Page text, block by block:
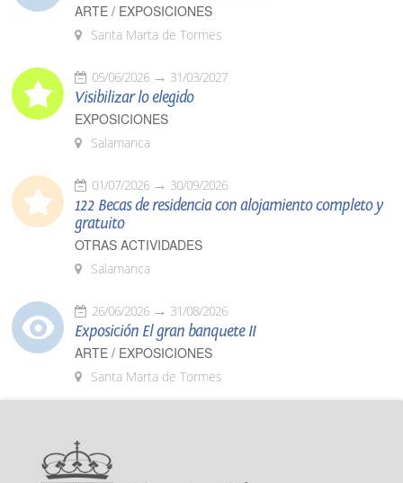
ARTE / EXPOSICIONES
Santa Marta de Tormes
05/06/2026 31/03/2027
Visibilizar lo elegido
EXPOSICIONES
Salamanca
01/07/2026 30/09/2026
122 Becas de residencia con alojamiento completo y
gratuito
OTRAS ACTIVIDADES
Salamanca
26/06/2026 31/08/2026
Exposición El gran banquete II
ARTE / EXPOSICIONES
Santa Marta de Tormes